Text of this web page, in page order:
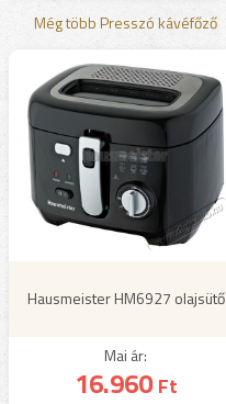
Még több Presszó kávéfőző
Hausmeister HM6927 olajsütő
Mai ár:
16.960Ft